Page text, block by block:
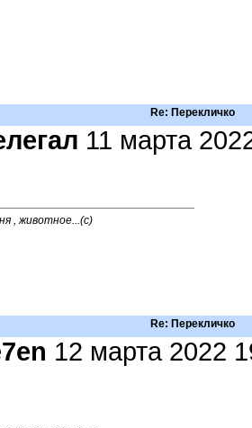
Re: Перекличко
11 марта
, животное...(с)
Re: Перекличко
12 марта 2022